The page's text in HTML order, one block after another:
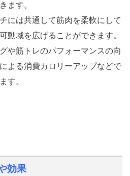
ます。
には共通して筋肉を柔軟にして
動域を広げることができます。
や筋トレのパフォーマンスの向
よる消費カロリーアップなどで
す。
効果